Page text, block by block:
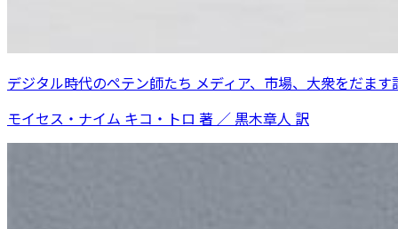
デジタル時代のペテン師たち メディア、市場、大衆をだます
モイセス・ナイム キコ・トロ 著 ／ 黒木章人 訳